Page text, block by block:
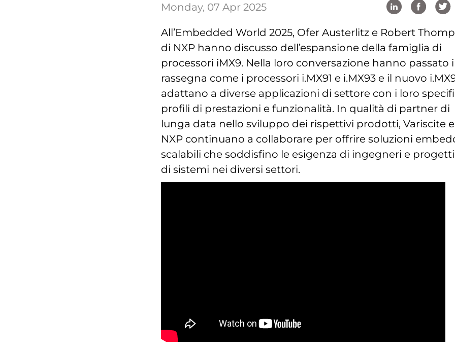
Monday, 07 Apr 2025
All’Embedded World 2025, Ofer Austerlitz e Robert
di NXP hanno discusso dell’espansione della famiglia di
processori iMX9. Nella loro conversazione hanno passato
rassegna come i processori i.MX91 e i.MX93 e il nuovo
adattano a diverse applicazioni di settore con i loro
profili di prestazioni e funzionalità. In qualità di partner di
lunga data nello sviluppo dei rispettivi prodotti, Variscite e
NXP continuano a collaborare per offrire soluzioni
scalabili che soddisfino le esigenza di ingegneri e
di sistemi nei diversi settori.